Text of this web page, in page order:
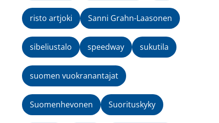
risto artjoki Sanni Grahn-Laasonen
sibeliustalo speedway sukutila
suomen vuokranantajat
Suomenhevonen Suorituskyky